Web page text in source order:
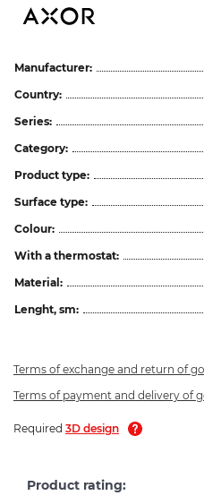
Manufacturer:
Country:
Series:
Category:
Product type:
Surface type:
Colour:
With a thermostat:
Material:
Lenght, sm:
Terms of exchange and return of
Terms of payment and delivery of
Required 3D design
Product rating: